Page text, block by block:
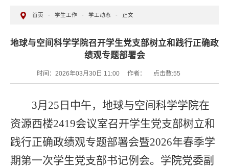
首页 - 学生工作 - 学工动态 - 正文
地球与空间科学学院召开学生党支部树立和践行正确政
绩观专题部署会
时间：2026年03月30日 11:00 作者： 点击数:55
3月25日中午，地球与空间科学学院在
资源西楼2419会议室召开学生党支部树立和
践行正确政绩观专题部署会暨2026年春季学
期第一次学生党支部书记例会。学院党委副